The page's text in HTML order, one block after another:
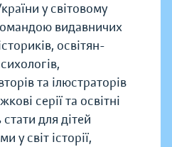
у світовому
видавничих
освітян-
та ілюстраторів
серії та освітні
для дітей
у світ історії,